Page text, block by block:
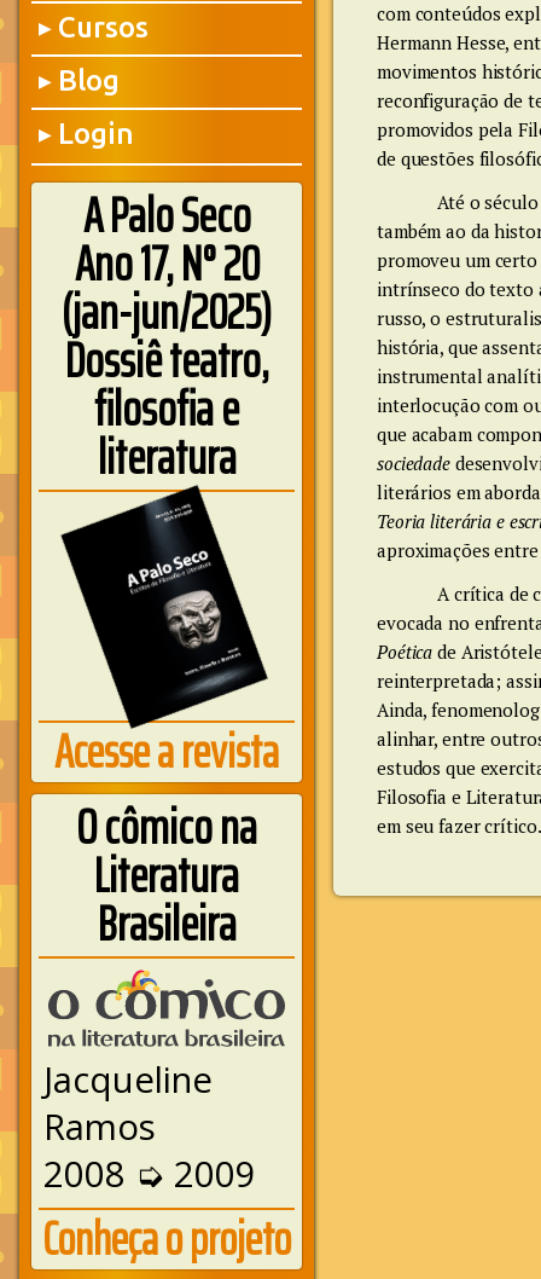
▶ Cursos
▶ Blog
▶ Login
A Palo Seco
Ano 17, N° 20
(jan-jun/2025)
Dossiê teatro,
filosofia e
literatura
Acesse a revista
O cômico na
Literatura
Brasileira
Jacqueline
Ramos
2008 ➭ 2009
Conheça o projeto
com conteúdos
Hermann Hesse,
movimentos
reconfiguração de
promovidos pela
de questões
Até o
também ao da
promoveu um
intrínseco do texto
russo, o
história, que
instrumental
interlocução com
que acabam
sociedade
literários em
Teoria literária e
aproximações
A crítica de
evocada no
Poética de
reinterpretada;
Ainda,
alinhar, entre
estudos que
Filosofia e
em seu fazer crítico.